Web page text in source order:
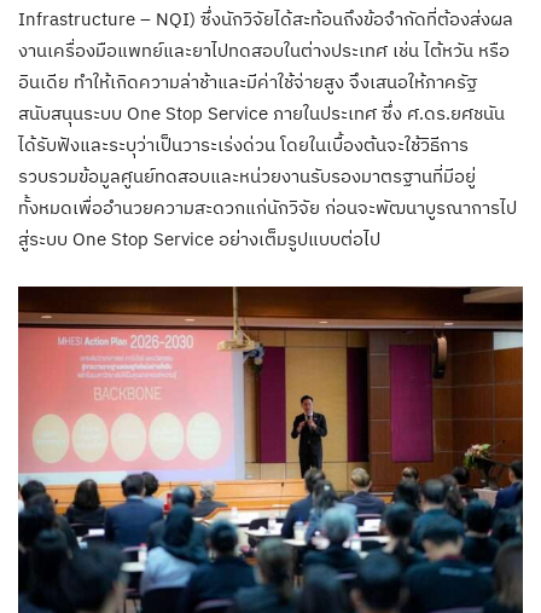
Infrastructure – NQI) ซึ่งนักวิจัยได้สะท้อนถึงข้อจำกัดที่ต้องส่งผล
งานเครื่องมือแพทย์และยาไปทดสอบในต่างประเทศ เช่น ไต้หวัน หรือ
อินเดีย ทำให้เกิดความล่าช้าและมีค่าใช้จ่ายสูง จึงเสนอให้ภาครัฐ
สนับสนุนระบบ One Stop Service ภายในประเทศ ซึ่ง ศ.ดร.ยศชนัน
ได้รับฟังและระบุว่าเป็นวาระเร่งด่วน โดยในเบื้องต้นจะใช้วิธีการ
รวบรวมข้อมูลศูนย์ทดสอบและหน่วยงานรับรองมาตรฐานที่มีอยู่
ทั้งหมดเพื่ออำนวยความสะดวกแก่นักวิจัย ก่อนจะพัฒนาบูรณาการไป
สู่ระบบ One Stop Service อย่างเต็มรูปแบบต่อไป